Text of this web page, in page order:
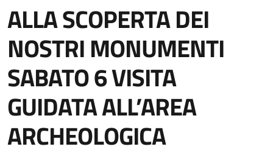
ALLA SCOPERTA DEI
NOSTRI MONUMENTI
SABATO 6 VISITA
GUIDATA ALL’AREA
ARCHEOLOGICA